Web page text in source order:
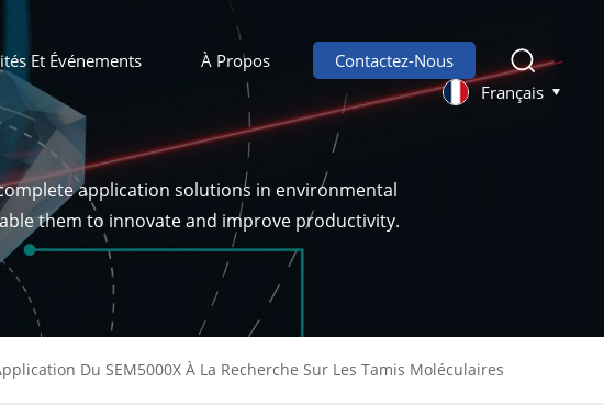
Et Événements À Propos
Contactez-Nous
Français
application solutions in environmental
them to innovate and improve productivity.
Du SEM5000X À La Recherche Sur Les Tamis Moléculaires